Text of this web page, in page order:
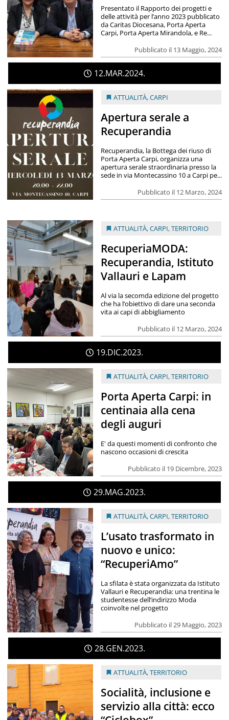
Pubblicato il 13 Maggio, 2024
Presentato il Rapporto dei progetti e
delle attività per l’anno 2023 pubblicato
da Caritas Diocesana, Porta Aperta
Carpi, Porta Aperta Mirandola, e Re...
12 MAR2024
ATTUALITÀ,CARPI
Apertura serale a
Recuperandia
Pubblicato il 12 Marzo, 2024
Recuperandia, la Bottega dei riuso di
Porta Aperta Carpi, organizza una
apertura serale straordinaria presso la
sede in via Montecassino 10 a Carpi pe...
ATTUALITÀ,CARPI,TERRITORIO
RecuperiaMODA:
Recuperandia, Istituto
Vallauri e Lapam
Pubblicato il 12 Marzo, 2024
Al via la secomda edizione del progetto
che ha l’obiettivo di dare una seconda
vita ai capi di abbigliamento
19 DIC2023
ATTUALITÀ,CARPI,TERRITORIO
Porta Aperta Carpi: in
centinaia alla cena
degli auguri
Pubblicato il 19 Dicembre, 2023
E' da questi momenti di confronto che
nascono occasioni di crescita
29 MAG 2023
ATTUALITÀ,CARPI,TERRITORIO
L’usato trasformato in
nuovo e unico:
“RecuperiAmo”
Pubblicato il 29 Maggio, 2023
La sfilata è stata organizzata da Istituto
Vallauri e Recuperandia: una trentina le
studentesse dell’indirizzo Moda
coinvolte nel progetto
28 GEN 2023
ATTUALITÀ,TERRITORIO
Socialità, inclusione e
servizio alla città: ecco